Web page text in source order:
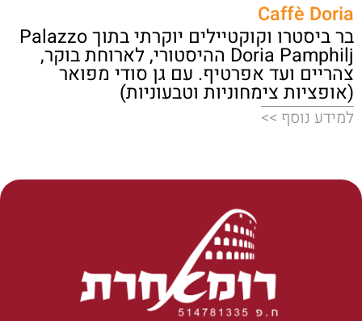
Caffè Doria
בר ביסטרו וקוקטיילים יוקרתי בתוך Palazzo
Doria Pamphilj ההיסטורי, לארוחת בוקר,
צהריים ועד אפרטיף. עם גן סודי מפואר
(אופציות צימחוניות וטבעוניות)
למידע נוסף >>